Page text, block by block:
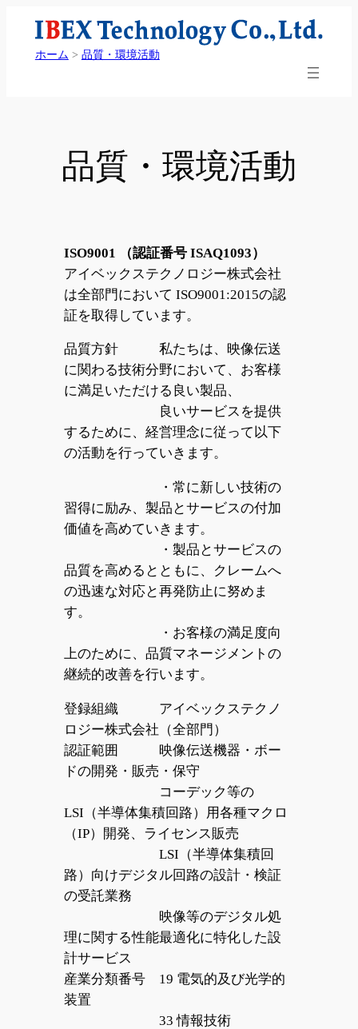
ホーム > 品質・環境活動
品質・環境活動
ISO9001 （認証番号 ISAQ1093）
アイベックステクノロジー株式会社
は全部門において ISO9001:2015の認
証を取得しています。
品質方針 私たちは、映像伝送
に関わる技術分野において、お客様
に満足いただける良い製品、
良いサービスを提供
するために、経営理念に従って以下
の活動を行っていきます。
・常に新しい技術の
習得に励み、製品とサービスの付加
価値を高めていきます。
・製品とサービスの
品質を高めるとともに、クレームへ
の迅速な対応と再発防止に努めま
す。
・お客様の満足度向
上のために、品質マネージメントの
継続的改善を行います。
登録組織 アイベックステクノ
ロジー株式会社（全部門）
認証範囲 映像伝送機器・ボー
ドの開発・販売・保守
コーデック等の
LSI（半導体集積回路）用各種マクロ
（IP）開発、ライセンス販売
LSI（半導体集積回
路）向けデジタル回路の設計・検証
の受託業務
映像等のデジタル処
理に関する性能最適化に特化した設
計サービス
産業分類番号 19 電気的及び光学的
装置
33 情報技術